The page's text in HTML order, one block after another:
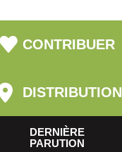
CONTRIBUER
DISTRIBUTION
DERNIÈRE
PARUTION